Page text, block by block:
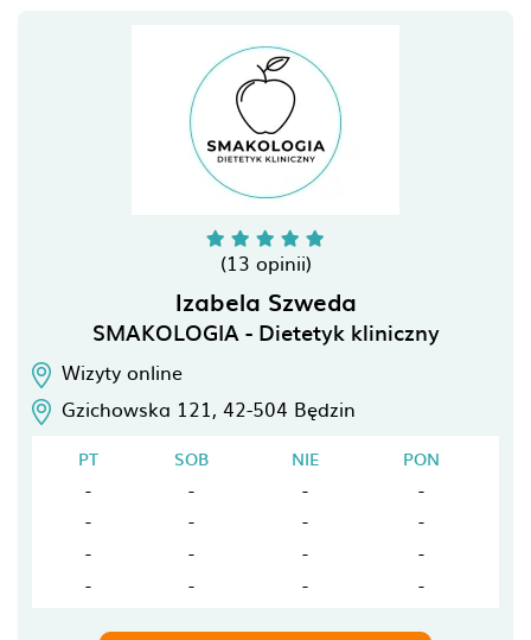
(13 opinii)
Izabela Szweda
SMAKOLOGIA - Dietetyk kliniczny
Wizyty online
Gzichowska 121, 42-504 Będzin
PT SOB NIE
PON
-
- -
-
-
- -
-
-
- -
-
-
- - -